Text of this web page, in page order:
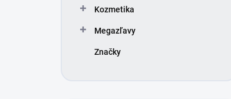
Kozmetika
Megazľavy
Značky